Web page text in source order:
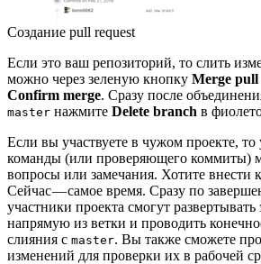
Создание pull request
Если это ваш репозиторий, то слить
можно через зеленую кнопку Merge pull
Confirm merge. Сразу после
master нажмите Delete branch в
Если вы участвуете в чужом проекте, то
команды (или проверяющего коммиты)
вопросы или замечания. Хотите внести
Сейчас — самое время. Сразу по
участники проекта смогут
напрямую из ветки и проводить
слияния с master. Вы также сможете
изменений для проверки их в рабочей